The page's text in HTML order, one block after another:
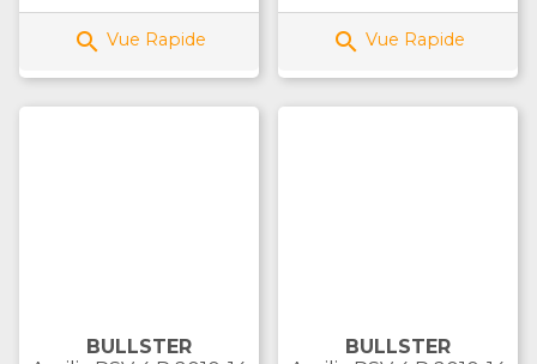
 Vue Rapide  Vue Rapide
BULLSTER
BULLSTER